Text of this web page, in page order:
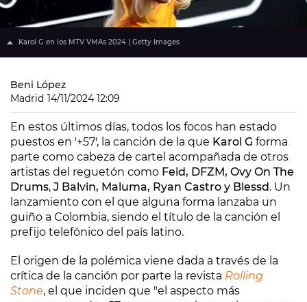
Karol G en los MTV VMAs 2024 | Getty Images
Beni López
Madrid 14/11/2024 12:09
En estos últimos días, todos los focos han estado
puestos en '+57', la canción de la que Karol G forma
parte como cabeza de cartel acompañada de otros
artistas del reguetón como Feid, DFZM, Ovy On The
Drums, J Balvin, Maluma, Ryan Castro y Blessd. Un
lanzamiento con el que alguna forma lanzaba un
guiño a Colombia, siendo el título de la canción el
prefijo telefónico del país latino.
El origen de la polémica viene dada a través de la
crítica de la canción por parte la revista Rolling
Stone, el que inciden que "el aspecto más